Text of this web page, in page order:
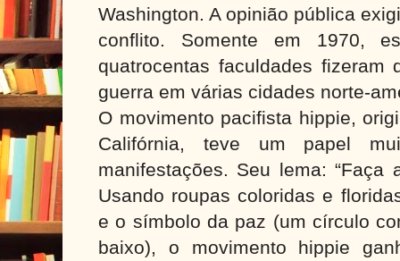
Washington. A opinião pública
conflito. Somente em 1970,
quatrocentas faculdades fizeram
guerra em várias cidades norte-
O movimento pacifista hippie,
Califórnia, teve um papel
manifestações. Seu lema: “Faça
Usando roupas coloridas e
e o símbolo da paz (um círculo
baixo), o movimento hippie